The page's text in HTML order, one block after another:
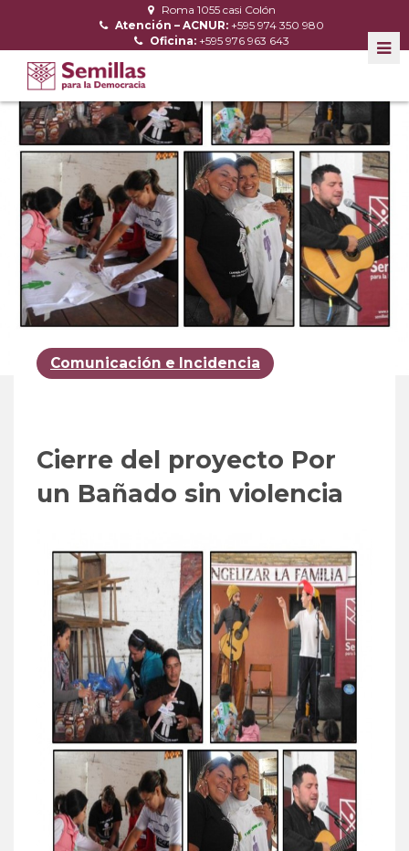
Roma 1055 casi Colón
Atención – ACNUR: +595 974 350 980
Oficina: +595 976 963 643
Comunicación e Incidencia
Cierre del proyecto Por
un Bañado sin violencia